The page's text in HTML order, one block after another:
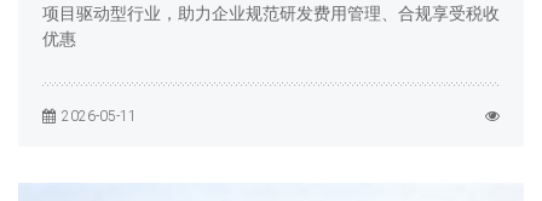
项目驱动型行业，助力企业规范研发费用管理、合规享受税收
优惠
2026-05-11